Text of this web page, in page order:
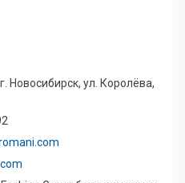
Новосибирск, ул. Королёва,